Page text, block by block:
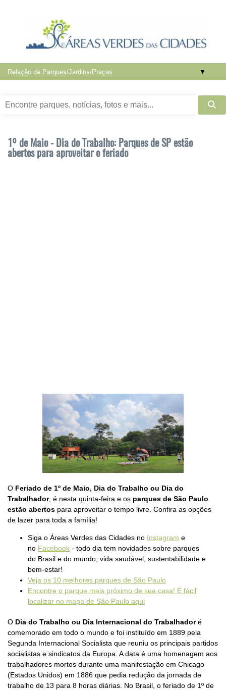
▼
1º de Maio - Dia do Trabalho: Parques de SP estão
abertos para aproveitar o feriado
O Feriado de 1º de Maio, Dia do Trabalho ou Dia do
Trabalhador, é nesta quinta-feira e os parques de São Paulo
estão abertos para aproveitar o tempo livre. Confira as opções
de lazer para toda a família!
Siga o Áreas Verdes das Cidades no Instagram e
no Facebook - todo dia tem novidades sobre parques
do Brasil e do mundo, vida saudável, sustentabilidade e
bem-estar!
Veja os 10 melhores parques de São Paulo
Encontre o parque mais próximo de sua casa! É fácil
localizar no mapa de São Paulo aqui
O Dia do Trabalho ou Dia Internacional do Trabalhadoré
comemorado em todo o mundo e foi instituído em 1889 pela
Segunda Internacional Socialista que reuniu os principais partidos
socialistas e sindicatos da Europa. A data é uma homenagem aos
trabalhadores mortos durante uma manifestação em Chicago
(Estados Unidos) em 1886 que pedia redução da jornada de
trabalho de 13 para 8 horas diárias. No Brasil, o feriado de 1º de